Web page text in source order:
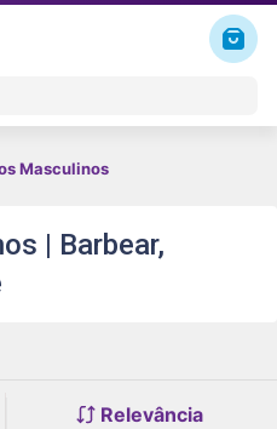
Masculinos
| Barbear,
Relevância